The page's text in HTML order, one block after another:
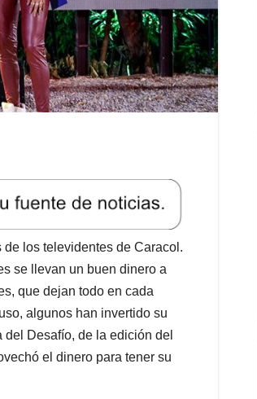
los televidentes de Caracol.
se llevan un buen dinero a
que dejan todo en cada
algunos han invertido su
Desafío, de la edición del
el dinero para tener su